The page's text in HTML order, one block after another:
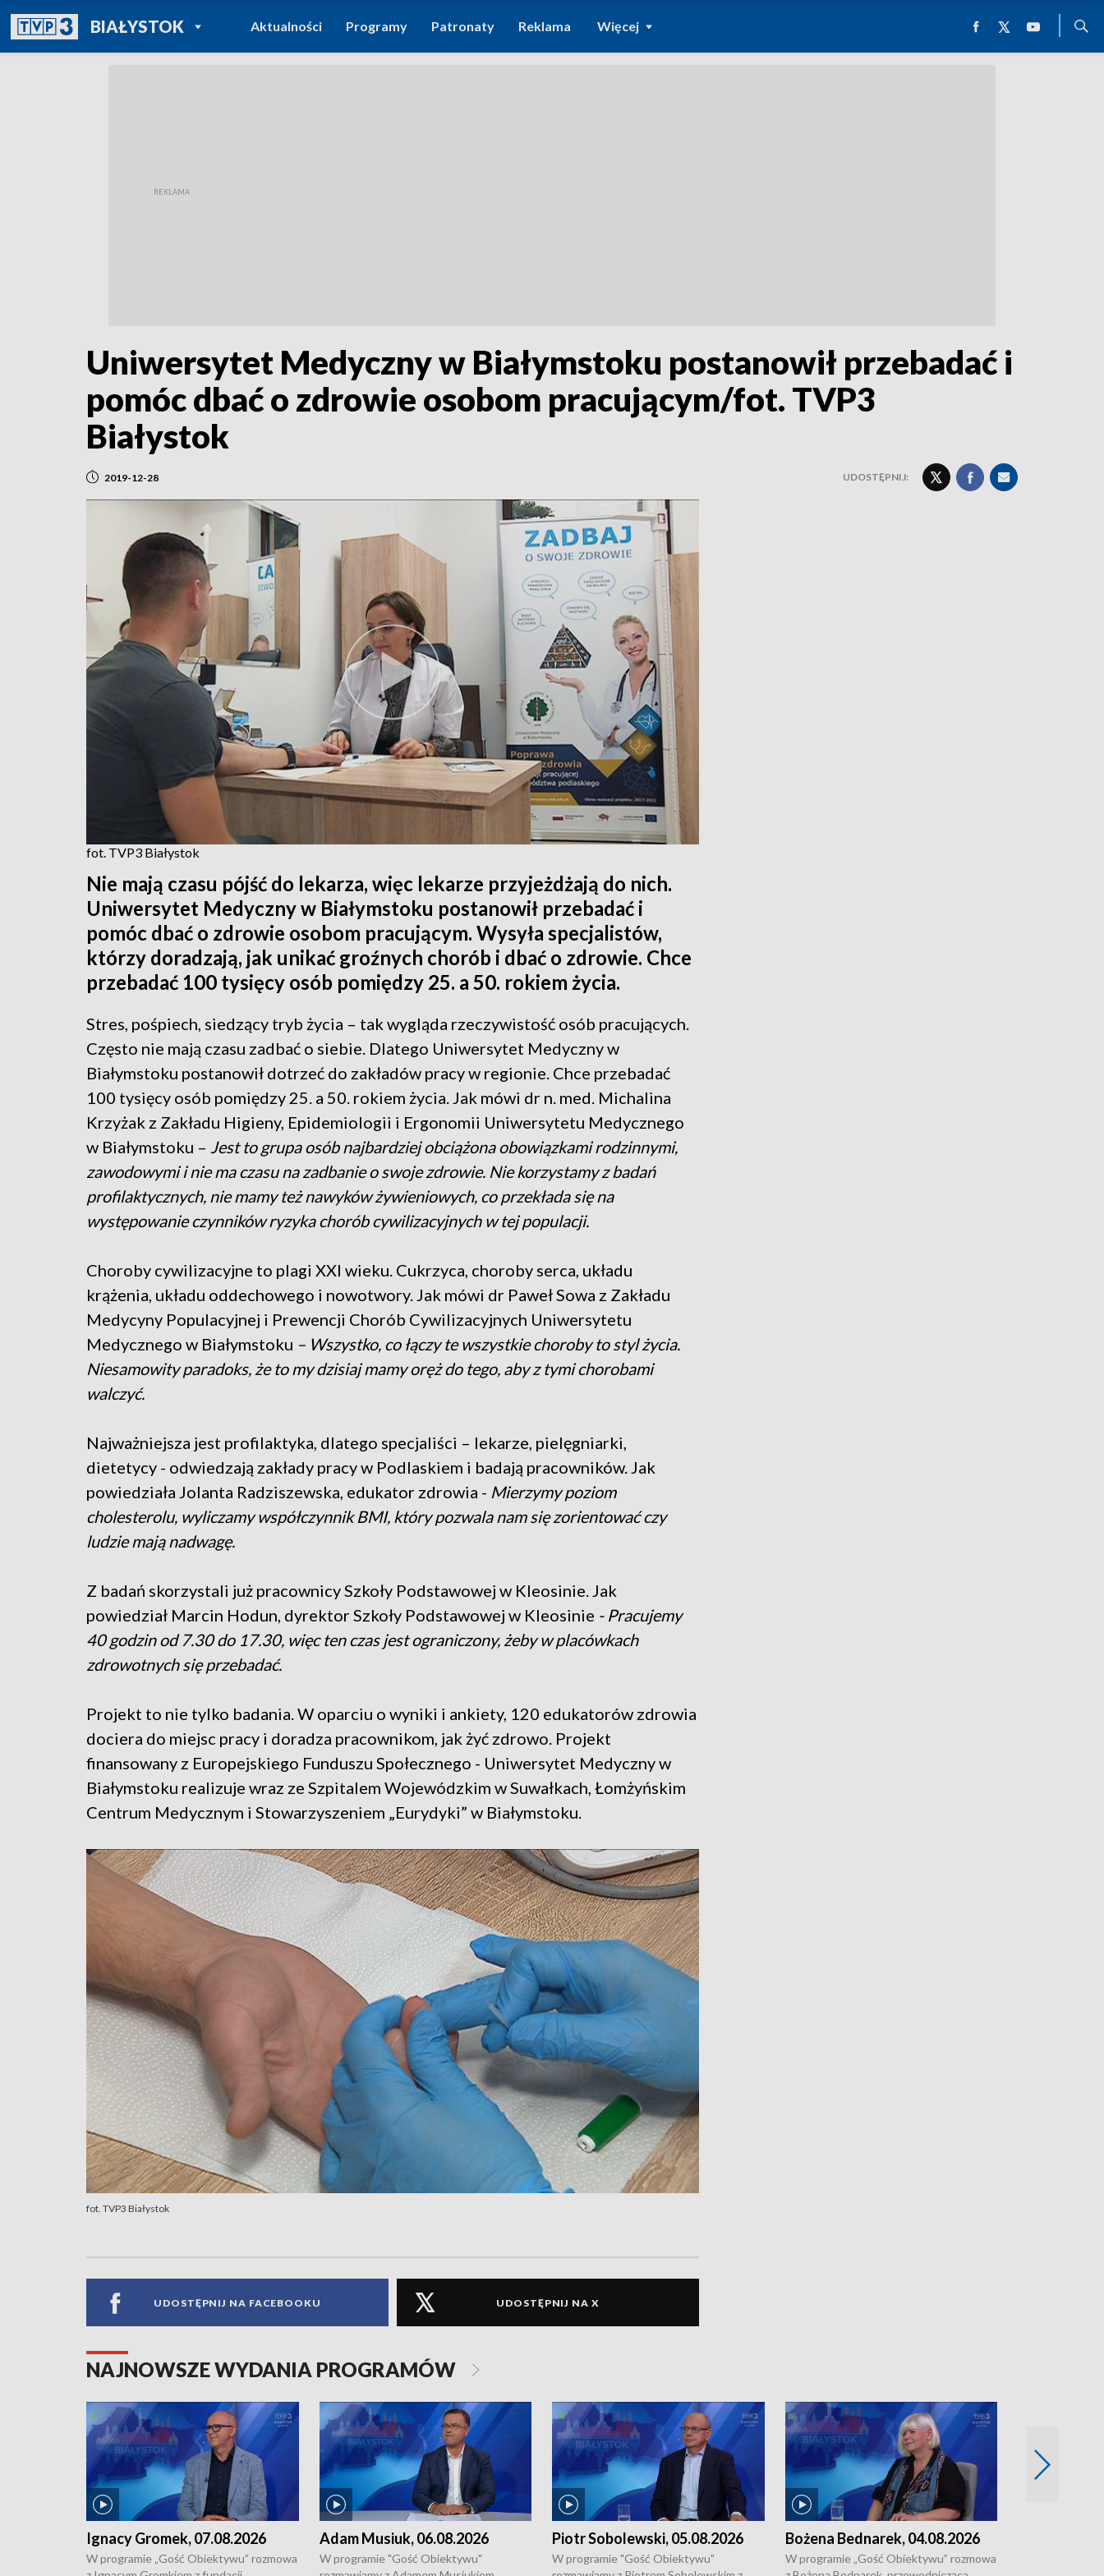
BIAŁYSTOKPOWRÓT DO
TVP REGIONY
Aktualności Programy Patronaty Reklama Więcej
Uniwersytet Medyczny w Białymstoku postanowił przebadać i
pomóc dbać o zdrowie osobom pracującym/fot. TVP3
Białystok
2019-12-28 UDOSTĘPNIJ:
fot. TVP3 Białystok
Nie mają czasu pójść do lekarza, więc lekarze przyjeżdżają do nich.
Uniwersytet Medyczny w Białymstoku postanowił przebadać i
pomóc dbać o zdrowie osobom pracującym. Wysyła specjalistów,
którzy doradzają, jak unikać groźnych chorób i dbać o zdrowie. Chce
przebadać 100 tysięcy osób pomiędzy 25. a 50. rokiem życia.
Stres, pośpiech, siedzący tryb życia – tak wygląda rzeczywistość osób pracujących.
Często nie mają czasu zadbać o siebie. Dlatego Uniwersytet Medyczny w
Białymstoku postanowił dotrzeć do zakładów pracy w regionie. Chce przebadać
100 tysięcy osób pomiędzy 25. a 50. rokiem życia. Jak mówi dr n. med. Michalina
Krzyżak z Zakładu Higieny, Epidemiologii i Ergonomii Uniwersytetu Medycznego
w Białymstoku – Jest to grupa osób najbardziej obciążona obowiązkami rodzinnymi,
zawodowymi i nie ma czasu na zadbanie o swoje zdrowie. Nie korzystamy z badań
profilaktycznych, nie mamy też nawyków żywieniowych, co przekłada się na
występowanie czynników ryzyka chorób cywilizacyjnych w tej populacji.
Choroby cywilizacyjne to plagi XXI wieku. Cukrzyca, choroby serca, układu
krążenia, układu oddechowego i nowotwory. Jak mówi dr Paweł Sowa z Zakładu
Medycyny Populacyjnej i Prewencji Chorób Cywilizacyjnych Uniwersytetu
Medycznego w Białymstoku – Wszystko, co łączy te wszystkie choroby to styl życia.
Niesamowity paradoks, że to my dzisiaj mamy oręż do tego, aby z tymi chorobami
walczyć.
Najważniejsza jest profilaktyka, dlatego specjaliści – lekarze, pielęgniarki,
dietetycy - odwiedzają zakłady pracy w Podlaskiem i badają pracowników. Jak
powiedziała Jolanta Radziszewska, edukator zdrowia - Mierzymy poziom
cholesterolu, wyliczamy współczynnik BMI, który pozwala nam się zorientować czy
ludzie mają nadwagę.
Z badań skorzystali już pracownicy Szkoły Podstawowej w Kleosinie. Jak
powiedział Marcin Hodun, dyrektor Szkoły Podstawowej w Kleosinie - Pracujemy
40 godzin od 7.30 do 17.30, więc ten czas jest ograniczony, żeby w placówkach
zdrowotnych się przebadać.
Projekt to nie tylko badania. W oparciu o wyniki i ankiety, 120 edukatorów zdrowia
dociera do miejsc pracy i doradza pracownikom, jak żyć zdrowo. Projekt
finansowany z Europejskiego Funduszu Społecznego - Uniwersytet Medyczny w
Białymstoku realizuje wraz ze Szpitalem Wojewódzkim w Suwałkach, Łomżyńskim
Centrum Medycznym i Stowarzyszeniem „Eurydyki” w Białymstoku.
fot. TVP3 Białystok
UDOSTĘPNIJ NA FACEBOOKU UDOSTĘPNIJ NA X
NAJNOWSZE WYDANIA PROGRAMÓW
Ignacy Gromek, 07.08.2026
W programie „Gość Obiektywu” rozmowa
Adam Musiuk, 06.08.2026
W programie "Gość Obiektywu"
Piotr Sobolewski, 05.08.2026
W programie "Gość Obiektywu"
Bożena Bednarek, 04.08.2026
W programie „Gość Obiektywu” rozmowa